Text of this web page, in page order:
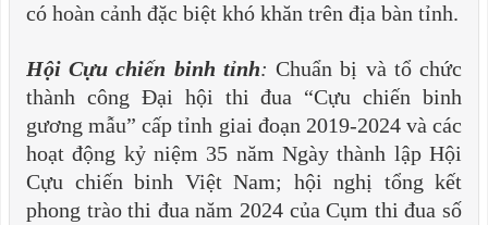
có hoàn cảnh đặc biệt khó khăn trên địa bàn tỉnh.
Hội Cựu chiến binh tỉnh:Chuẩn bị và tổ chức
thành công Đại hội thi đua “Cựu chiến binh
gương mẫu” cấp tỉnh giai đoạn 2019-2024 và các
hoạt động kỷ niệm 35 năm Ngày thành lập Hội
Cựu chiến binh Việt Nam; hội nghị tổng kết
phong trào thi đua năm 2024 của Cụm thi đua số